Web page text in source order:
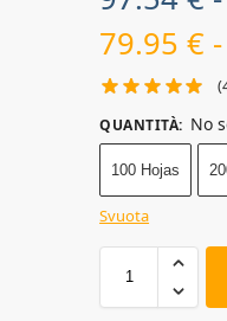
79.95€ -
(
QUANTITÀ: No
100 Hojas
Svuota